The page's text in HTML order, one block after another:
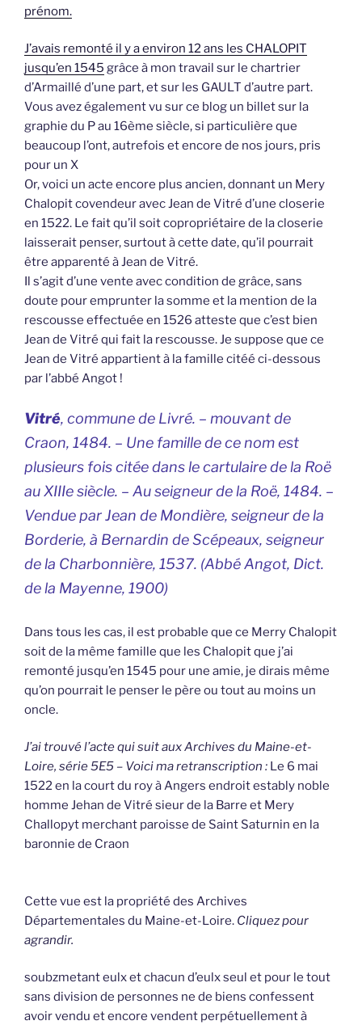
prénom.
J’avais remonté il y a environ 12 ans les CHALOPIT
jusqu’en 1545 grâce à mon travail sur le chartrier
d’Armaillé d’une part, et sur les GAULT d’autre part.
Vous avez également vu sur ce blog un billet sur la
graphie du P au 16ème siècle, si particulière que
beaucoup l’ont, autrefois et encore de nos jours, pris
pour un X
Or, voici un acte encore plus ancien, donnant un Mery
Chalopit covendeur avec Jean de Vitré d’une closerie
en 1522. Le fait qu’il soit copropriétaire de la closerie
laisserait penser, surtout à cette date, qu’il pourrait
être apparenté à Jean de Vitré.
Il s’agit d’une vente avec condition de grâce, sans
doute pour emprunter la somme et la mention de la
rescousse effectuée en 1526 atteste que c’est bien
Jean de Vitré qui fait la rescousse. Je suppose que ce
Jean de Vitré appartient à la famille citéé ci-dessous
par l’abbé Angot !
Vitré, commune de Livré. – mouvant de
Craon, 1484. – Une famille de ce nom est
plusieurs fois citée dans le cartulaire de la Roë
au XIIIe siècle. – Au seigneur de la Roë, 1484. –
Vendue par Jean de Mondière, seigneur de la
Borderie, à Bernardin de Scépeaux, seigneur
de la Charbonnière, 1537. (Abbé Angot, Dict.
de la Mayenne, 1900)
Dans tous les cas, il est probable que ce Merry Chalopit
soit de la même famille que les Chalopit que j’ai
remonté jusqu’en 1545 pour une amie, je dirais même
qu’on pourrait le penser le père ou tout au moins un
oncle.
J’ai trouvé l’acte qui suit aux Archives du Maine-et-
Loire, série 5E5 – Voici ma retranscription : Le 6 mai
1522 en la court du roy à Angers endroit estably noble
homme Jehan de Vitré sieur de la Barre et Mery
Challopyt merchant paroisse de Saint Saturnin en la
baronnie de Craon
Cette vue est la propriété des Archives
Départementales du Maine-et-Loire. Cliquez pour
agrandir.
soubzmetant eulx et chacun d’eulx seul et pour le tout
sans division de personnes ne de biens confessent
avoir vendu et encore vendent perpétuellement à